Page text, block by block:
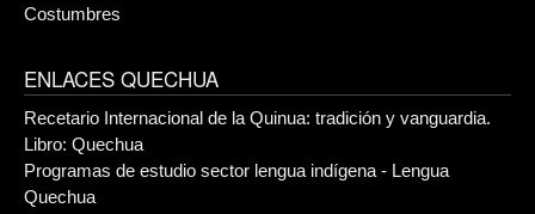
Costumbres
ENLACES QUECHUA
Recetario Internacional de la Quinua: tradición y vanguardia.
Libro: Quechua
Programas de estudio sector lengua indígena - Lengua
Quechua